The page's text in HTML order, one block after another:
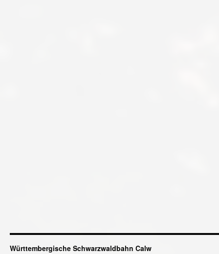
Württembergische Schwarzwaldbahn Calw